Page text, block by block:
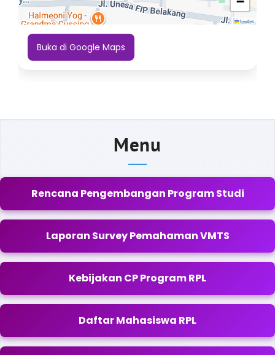
Leaflet
Buka di Google Maps
Menu
Rencana Pengembangan Program Studi
Laporan Survey Pemahaman VMTS
Kebijakan CP Program RPL
Daftar Mahasiswa RPL